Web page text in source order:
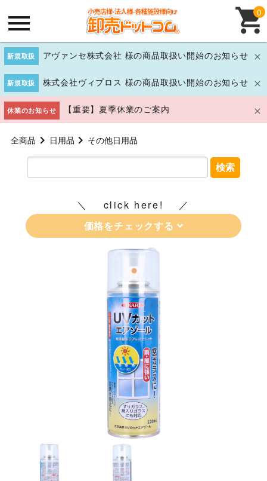
新規取扱 アヴァンセ株式会社 様の商品取扱い開始のお知らせ
新規取扱 株式会社ヴィプロス 様の商品取扱い開始のお知らせ
休業のお知らせ 【重要】夏季休業のご案内
0
全商品 日用品 その他日用品
検索
click here!
価格をチェックする